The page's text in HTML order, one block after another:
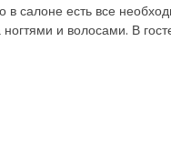
в салоне есть все
и волосами. В